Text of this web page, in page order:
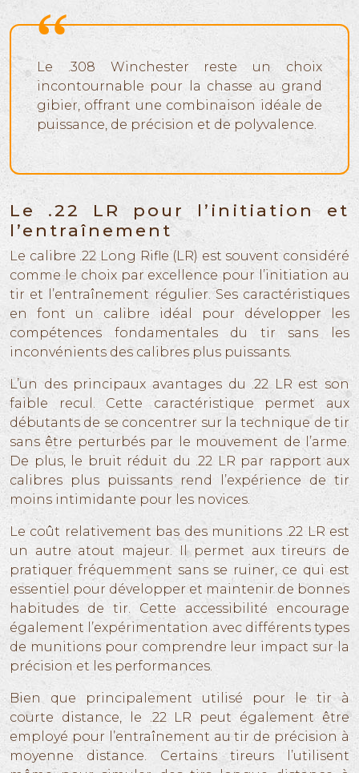
Le .308 Winchester reste un choix
incontournable pour la chasse au grand
gibier, offrant une combinaison idéale de
puissance, de précision et de polyvalence.
Le .22 LR pour l’initiation et
l’entraînement
Le calibre .22 Long Rifle (LR) est souvent considéré
comme le choix par excellence pour l’initiation au
tir et l’entraînement régulier. Ses caractéristiques
en font un calibre idéal pour développer les
compétences fondamentales du tir sans les
inconvénients des calibres plus puissants.
L’un des principaux avantages du .22 LR est son
faible recul. Cette caractéristique permet aux
débutants de se concentrer sur la technique de tir
sans être perturbés par le mouvement de l’arme.
De plus, le bruit réduit du .22 LR par rapport aux
calibres plus puissants rend l’expérience de tir
moins intimidante pour les novices.
Le coût relativement bas des munitions .22 LR est
un autre atout majeur. Il permet aux tireurs de
pratiquer fréquemment sans se ruiner, ce qui est
essentiel pour développer et maintenir de bonnes
habitudes de tir. Cette accessibilité encourage
également l’expérimentation avec différents types
de munitions pour comprendre leur impact sur la
précision et les performances.
Bien que principalement utilisé pour le tir à
courte distance, le .22 LR peut également être
employé pour l’entraînement au tir de précision à
moyenne distance. Certains tireurs l’utilisent